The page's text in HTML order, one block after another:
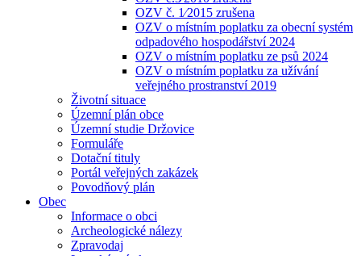
OZV č. 1⁄2015 zrušena
OZV o místním poplatku za obecní systém
odpadového hospodářství 2024
OZV o místním poplatku ze psů 2024
OZV o místním poplatku za užívání
veřejného prostranství 2019
Životní situace
Územní plán obce
Územní studie Držovice
Formuláře
Dotační tituly
Portál veřejných zakázek
Povodňový plán
Obec
Informace o obci
Archeologické nálezy
Zpravodaj